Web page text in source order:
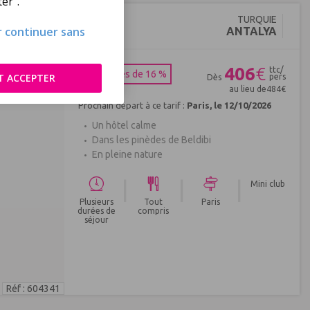
continuer sans
ACCEPTER
TURQUIE
ANTALYA
Réf : 604341
Économies de 16 % Dès 406€ ttc/
pers
au lieu de484€
Prochain départ à ce tarif : Paris, le 12/10/2026
Un hôtel calme
Dans les pinèdes de Beldibi
En pleine nature
Plusieurs
durées de
séjour
Tout
compris
Paris
Mini club